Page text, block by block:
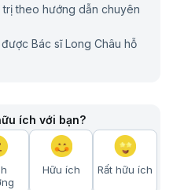
theo hướng dẫn chuyên
Bác sĩ Long Châu hỗ
ích với bạn?
Hữu ích Rất hữu ích